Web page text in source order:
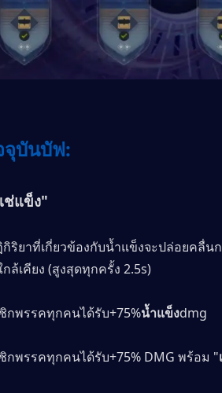
จุบันบัฟ:
ช่แข็ง"
ริยาที่เกี่ยวข้องกับน้ำแข็งจะปล่อยคลื่
ล้เคียง (สูงสุดทุกครั้ง 2.5s)
กพรรคทุกคนได้รับ+75%น้ำแข็งdmg
กพรรคทุกคนได้รับ+75% DMG พร้อม "